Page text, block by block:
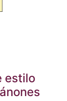
estilo